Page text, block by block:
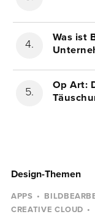
Was ist
Op Art:
Design-Themen
APPS
CREATIVE CLOUD